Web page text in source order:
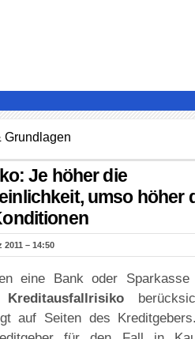
Grundlagen
Je höher die
umso höher
2011 – 14:50
eine Bank oder Sparkasse
Kreditausfallrisiko
auf Seiten des